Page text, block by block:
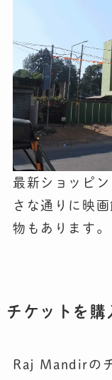
最新ショッピ
さな通りに映
物もあります。
チケットを購
Raj Mandirの